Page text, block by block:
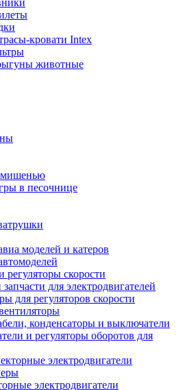
кровати Intex
животные
в песочнице
моделей и катеров
регуляторы скорости
для электродвигателей
для регуляторов скорости
конденсаторы и выключатели
и регуляторы оборотов для
электродвигатели
электродвигатели